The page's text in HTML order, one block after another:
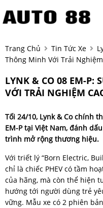
Trang Chủ Tin Tức Xe
Thông Minh Với Trải
LYNK & CO 08 EM-P:
VỚI TRẢI NGHIỆM
Tối 24/10, Lynk & Co chính
EM-P tại Việt Nam, đánh
trình mở rộng thương hiệu.
Với triết lý “Born Electric,
chỉ là chiếc PHEV có tầm
của hãng, mà còn thể hiện
hướng tới người dùng trẻ
vững. Mẫu xe có 2 phiên